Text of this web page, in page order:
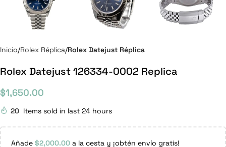
Inicio Rolex Réplica Rolex Datejust Réplica
Rolex Datejust 126334-0002 Replica
$1,650.00
20 Items sold in last 24 hours
Añade $2,000.00 a la cesta y ¡obtén envío gratis!